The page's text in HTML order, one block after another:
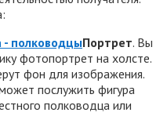
Портрет. Вы
фотопортрет на холсте.
фон для изображения.
послужить фигура
полководца или